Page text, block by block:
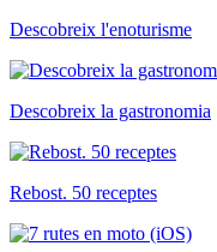
Descobreix l'enoturisme
Descobreix la gastronomia
Rebost. 50 receptes